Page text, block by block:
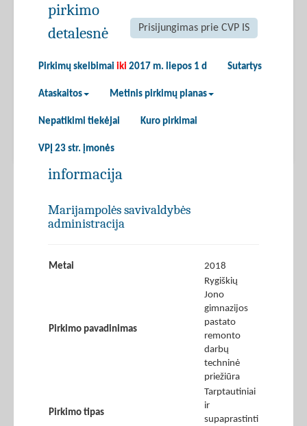
Prisijungimas prie CVP IS
Pirkimų skelbimai iki 2017 m. liepos 1 d Sutartys
Ataskaitos Metinis pirkimų planas
Nepatikimi tiekėjai Kuro pirkimai
VPĮ 23 str. įmonės
pirkimo
detalesnė
informacija
Marijampolės savivaldybės
administracija
Metai 2018
Pirkimo pavadinimas
Rygiškių
Jono
gimnazijos
pastato
remonto
darbų
techninė
priežiūra
Pirkimo tipas
Tarptautiniai
ir
supaprastinti